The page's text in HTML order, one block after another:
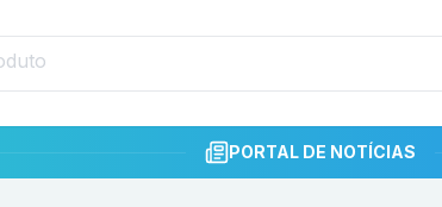
PORTAL DE NOTÍCIAS